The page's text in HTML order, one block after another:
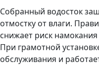
Собранный водосток
отмостку от влаги.
снижает риск
При грамотной
обслуживания и